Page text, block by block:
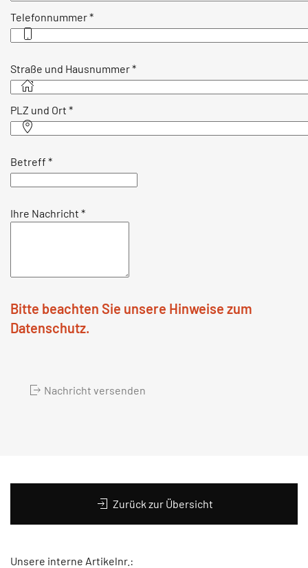
Telefonnummer*
Straße und Hausnummer*
PLZ und Ort *
Betreff *
Ihre Nachricht *
Bitte beachten Sie unsere Hinweise zum
Datenschutz.
Nachricht versenden
Zurück zur Übersicht
Unsere interne Artikelnr.: